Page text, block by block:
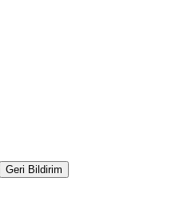
Geri Bildirim